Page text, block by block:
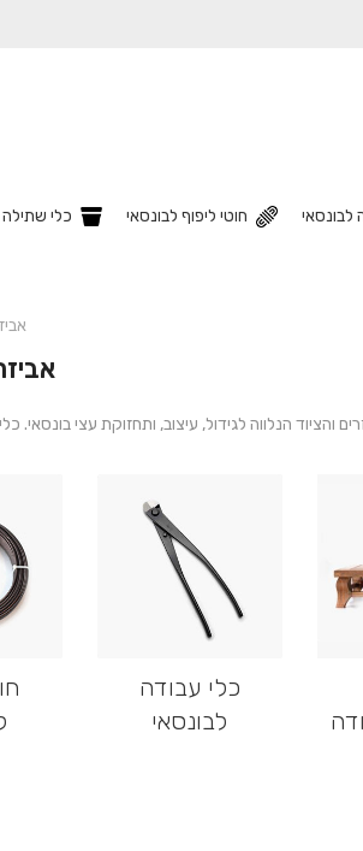
לבונסאי חוטי ליפוף לבונסאי כלי שתילה
והציוד הנלווה לגידול, עיצוב, ותחזוקת עצי
כלי עבודה
לבונסאי